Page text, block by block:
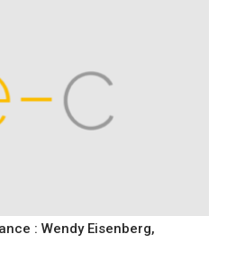
: Wendy Eisenberg,